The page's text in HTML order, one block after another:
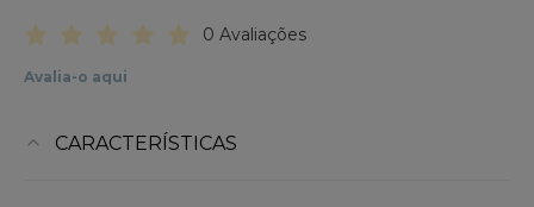
0 Avaliações
Avalia-o aqui
CARACTERÍSTICAS